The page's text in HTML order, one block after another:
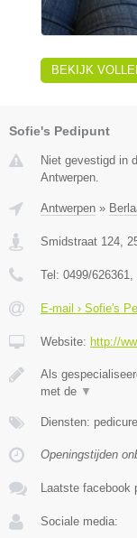
BEKIJK
Sofie's Pedipunt
Niet gevestigd in
Antwerpen.
Antwerpen »
Smidstraat 124,
Tel: 0499/626361,
E-mail › Sofie's
Website: http://
Als
met de ▼
Diensten:
Openingstijden
Laatste facebook
Sociale media: